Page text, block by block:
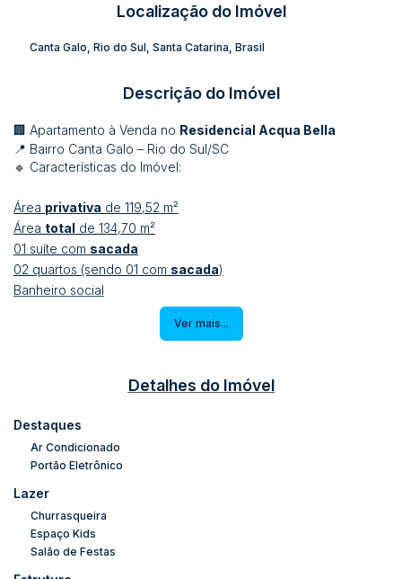
Localização do Imóvel
Canta Galo Rio do Sul Santa Catarina Brasil
Descrição do Imóvel
🏢 Apartamento à Venda no Residencial Acqua Bella
📍 Bairro Canta Galo – Rio do Sul/SC
🔹 Características do Imóvel:
Área privativa de 119,52 m²
Área total de 134,70 m²
01 suíte com sacada
02 quartos (sendo 01 com sacada)
Banheiro social
integradas com a cozinha
churrasqueira à carvão
Móveis da cozinha
Guarda-roupas
💧 Estrutura e Acabamentos:
Tubulação para
Piso cerâmicoem todo o apartamento
Ver mais...
Detalhes do Imóvel
Destaques
Ar Condicionado
Portão Eletrônico
Lazer
Churrasqueira
Espaço Kids
Salão de Festas